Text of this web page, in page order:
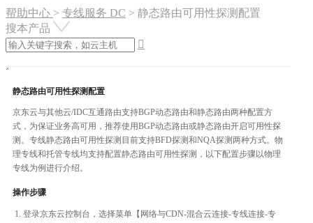
帮助中心 > 专线服务 DC > 静态路由可用性探测配置
搜本产品

静态路由可用性探测配置
京东云与其他云/IDC互通路由支持BGP动态路由和静态路由两种配置方
式，为保证业务高可用，推荐使用BGP动态路由或静态路由开启可用性探
测。专线静态路由可用性探测目前支持BFD探测和NQA探测两种方式。物
理专线和托管专线均支持配置静态路由可用性探测，以下配置步骤以物理
专线为例进行介绍。
操作步骤
登录京东云控制台，选择菜单【网络与CDN-混合云连接-专线连接-专